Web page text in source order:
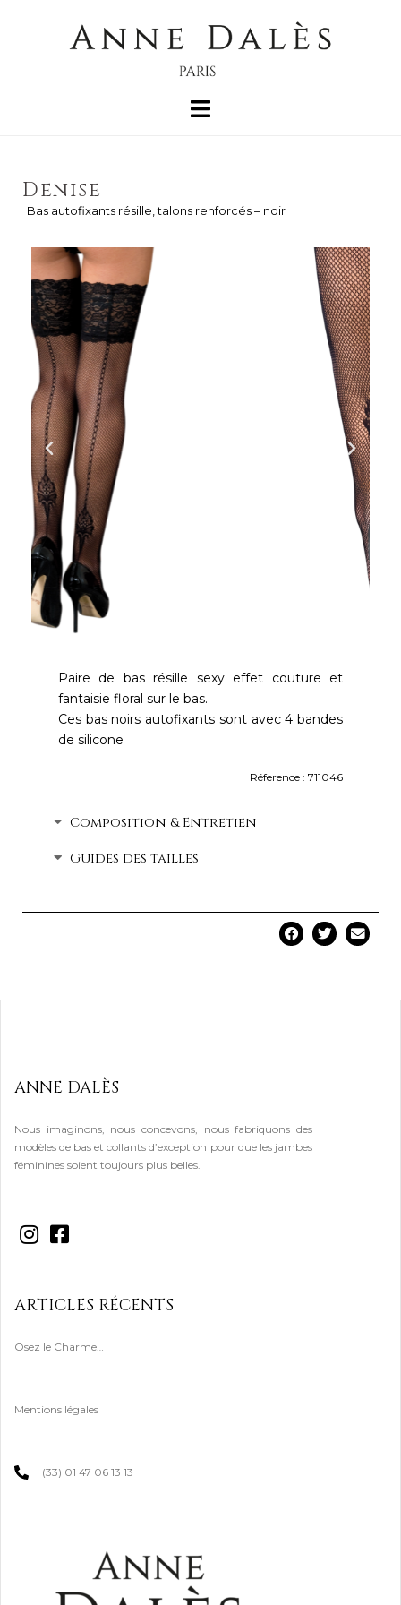
Denise
Bas autofixants résille, talons renforcés – noir
Paire de bas résille sexy effet couture et
fantaisie floral sur le bas.
Ces bas noirs autofixants sont avec 4 bandes
de silicone
Réference : 711046
Composition & Entretien
Guides des tailles
ANNE DALÈS
Nous imaginons, nous concevons, nous fabriquons des
modèles de bas et collants d’exception pour que les jambes
féminines soient toujours plus belles.
ARTICLES RÉCENTS
Osez le Charme…
Mentions légales
(33) 01 47 06 13 13